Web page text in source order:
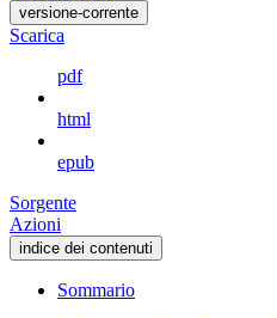
versione-corrente
Scarica
pdf
html
epub
Sorgente
Azioni
indice dei contenuti
Sommario